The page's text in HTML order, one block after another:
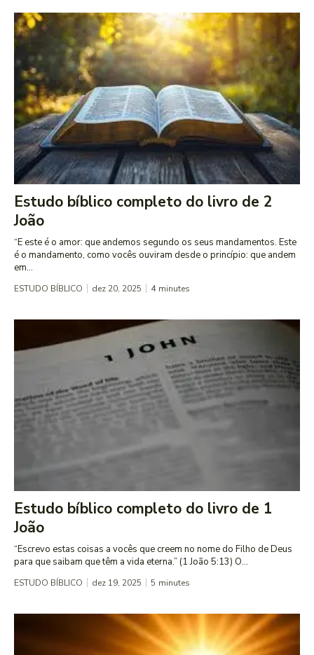
Estudo bíblico completo do livro de 2
João
“E este é o amor: que andemos segundo os seus mandamentos. Este
é o mandamento, como vocês ouviram desde o princípio: que andem
em...
ESTUDO BÍBLICO dez 20, 2025 4 minutes
Estudo bíblico completo do livro de 1
João
“Escrevo estas coisas a vocês que creem no nome do Filho de Deus
para que saibam que têm a vida eterna.” (1 João 5:13) O...
ESTUDO BÍBLICO dez 19, 2025 5 minutes